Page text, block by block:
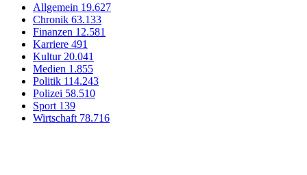
Allgemein 19.627
Chronik 63.133
Finanzen 12.581
Karriere 491
Kultur 20.041
Medien 1.855
Politik 114.243
Polizei 58.510
Sport 139
Wirtschaft 78.716